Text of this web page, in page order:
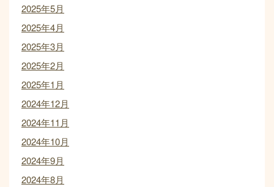
2025年5月
2025年4月
2025年3月
2025年2月
2025年1月
2024年12月
2024年11月
2024年10月
2024年9月
2024年8月